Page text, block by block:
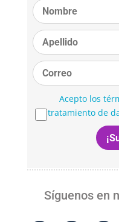
Acepto los
tratamiento de
Síguenos en